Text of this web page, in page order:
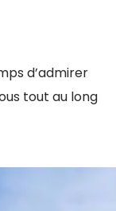
d’admirer
tout au long